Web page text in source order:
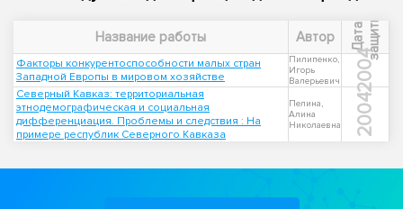
Название работы Автор Д
а
т
а
з
а
щ
и
ты
Факторы конкурентоспособности малых стран
Западной Европы в мировом хозяйстве
Пилипенко,
Игорь
Валерьевич
2004
Северный Кавказ: территориальная
этнодемографическая и социальная
дифференциация. Проблемы и следствия : На
примере республик Северного Кавказа
Пелина,
Алина
Николаевна
2004